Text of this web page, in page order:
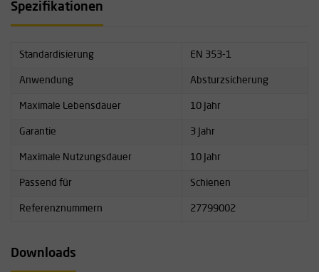
Weitere Informationen zu diesem Produkt finden Sie unter
Spezifikationen
Standardisierung EN 353-1
Anwendung Absturzsicherung
Maximale Lebensdauer 10 Jahr
Garantie 3 Jahr
Maximale Nutzungsdauer 10 Jahr
Passend für Schienen
Referenznummern 27799002
Downloads